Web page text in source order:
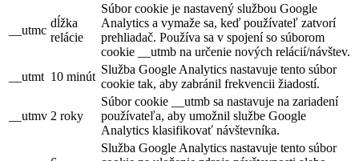
__utmc
dĺžka
relácie
Súbor cookie je nastavený službou Google
Analytics a vymaže sa, keď používateľ zatvorí
prehliadač. Používa sa v spojení so súborom
cookie __utmb na určenie nových relácií/návštev.
__utmt 10 minút
Služba Google Analytics nastavuje tento súbor
cookie tak, aby zabránil frekvencii žiadostí.
__utmv 2 roky
Súbor cookie __utmb sa nastavuje na zariadení
používateľa, aby umožnil službe Google
Analytics klasifikovať návštevníka.
Služba Google Analytics nastavuje tento súbor